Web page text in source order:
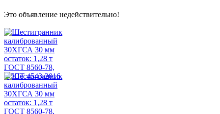
Это объявление недействительно!